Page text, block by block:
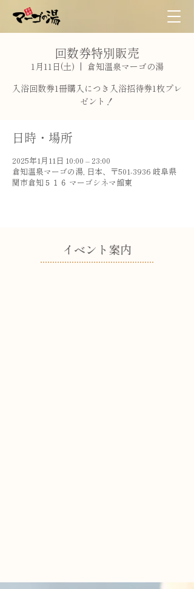
回数券特別販売
1月11日(土)
  |
倉知温泉マーゴの湯
入浴回数券1冊購入につき入浴招待券1枚プレ
ゼント！
日時・場所
2025年1月11日 10:00 – 23:00
倉知温泉マーゴの湯, 日本、〒501-3936 岐阜県
関市倉知５１６ マーゴシネマ館東
​イベント案内